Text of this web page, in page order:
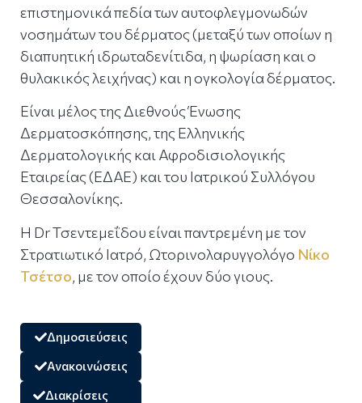
επιστημονικά πεδία των αυτοφλεγμονωδών
νοσημάτων του δέρματος (μεταξύ των οποίων η
διαπυητική ιδρωταδενίτιδα, η ψωρίαση και ο
θυλακικός λειχήνας) και η ογκολογία δέρματος.
Είναι μέλος της Διεθνούς Ένωσης
Δερματοσκόπησης, της Ελληνικής
Δερματολογικής και Αφροδισιολογικής
Εταιρείας (ΕΔΑΕ) και του Ιατρικού Συλλόγου
Θεσσαλονίκης.
Η Dr Τσεντεμεΐδου είναι παντρεμένη με τον
Στρατιωτικό Ιατρό, Ωτορινολαρυγγολόγο Νίκο
Τσέτσο, με τον οποίο έχουν δύο γιους.
Δημοσιεύσεις
Ανακοινώσεις
Διακρίσεις